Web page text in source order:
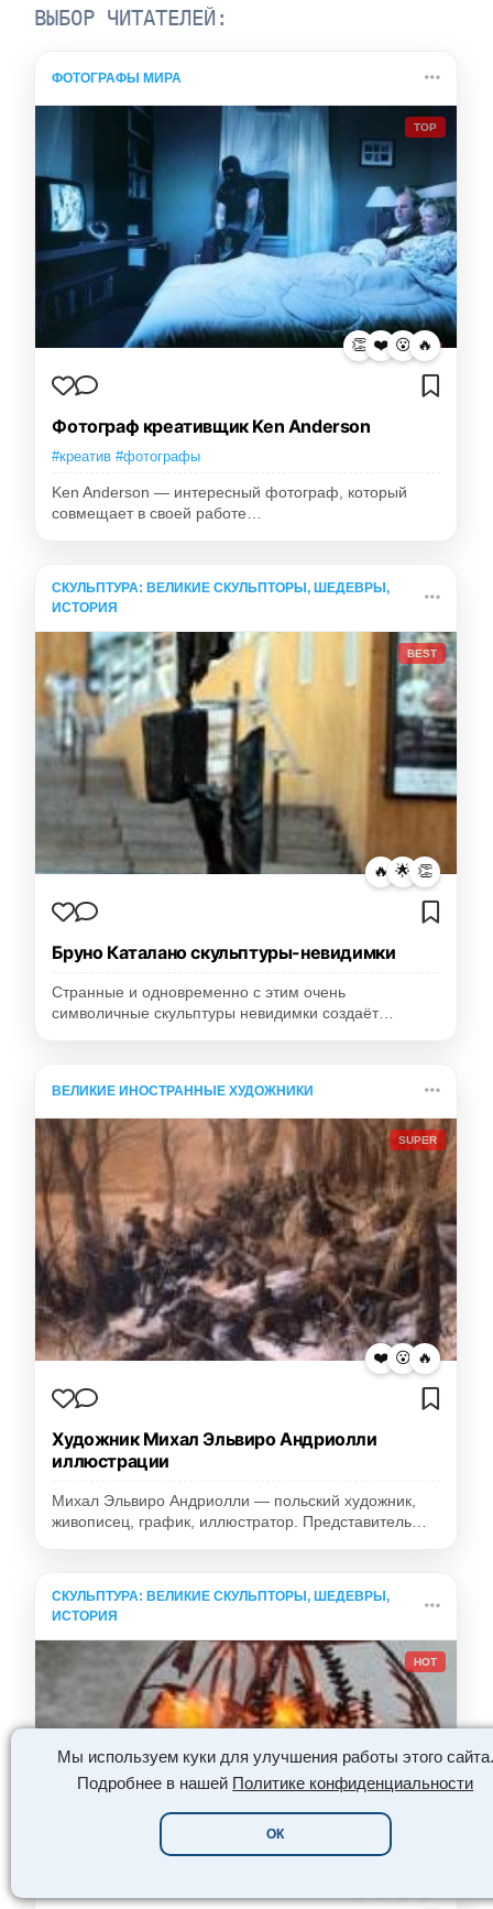
Мы используем куки для улучшения работы этого сайта.
Подробнее в нашей Политике конфиденциальности
ОК
ВЫБОР ЧИТАТЕЛЕЙ:
ФОТОГРАФЫ МИРА
TOP
👏 ❤️ 😮 🔥
Фотограф креативщик Ken Anderson
#креатив #фотографы
Ken Anderson — интересный фотограф, который
совмещает в своей работе…
СКУЛЬПТУРА: ВЕЛИКИЕ СКУЛЬПТОРЫ, ШЕДЕВРЫ,
ИСТОРИЯ
BEST
🔥 🌟 👏
Бруно Каталано скульптуры-невидимки
Странные и одновременно с этим очень
символичные скульптуры невидимки создаёт…
ВЕЛИКИЕ ИНОСТРАННЫЕ ХУДОЖНИКИ
SUPER
❤️ 😮 🔥
Художник Михал Эльвиро Андриолли
иллюстрации
Михал Эльвиро Андриолли — польский художник,
живописец, график, иллюстратор. Представитель…
СКУЛЬПТУРА: ВЕЛИКИЕ СКУЛЬПТОРЫ, ШЕДЕВРЫ,
ИСТОРИЯ
HOT